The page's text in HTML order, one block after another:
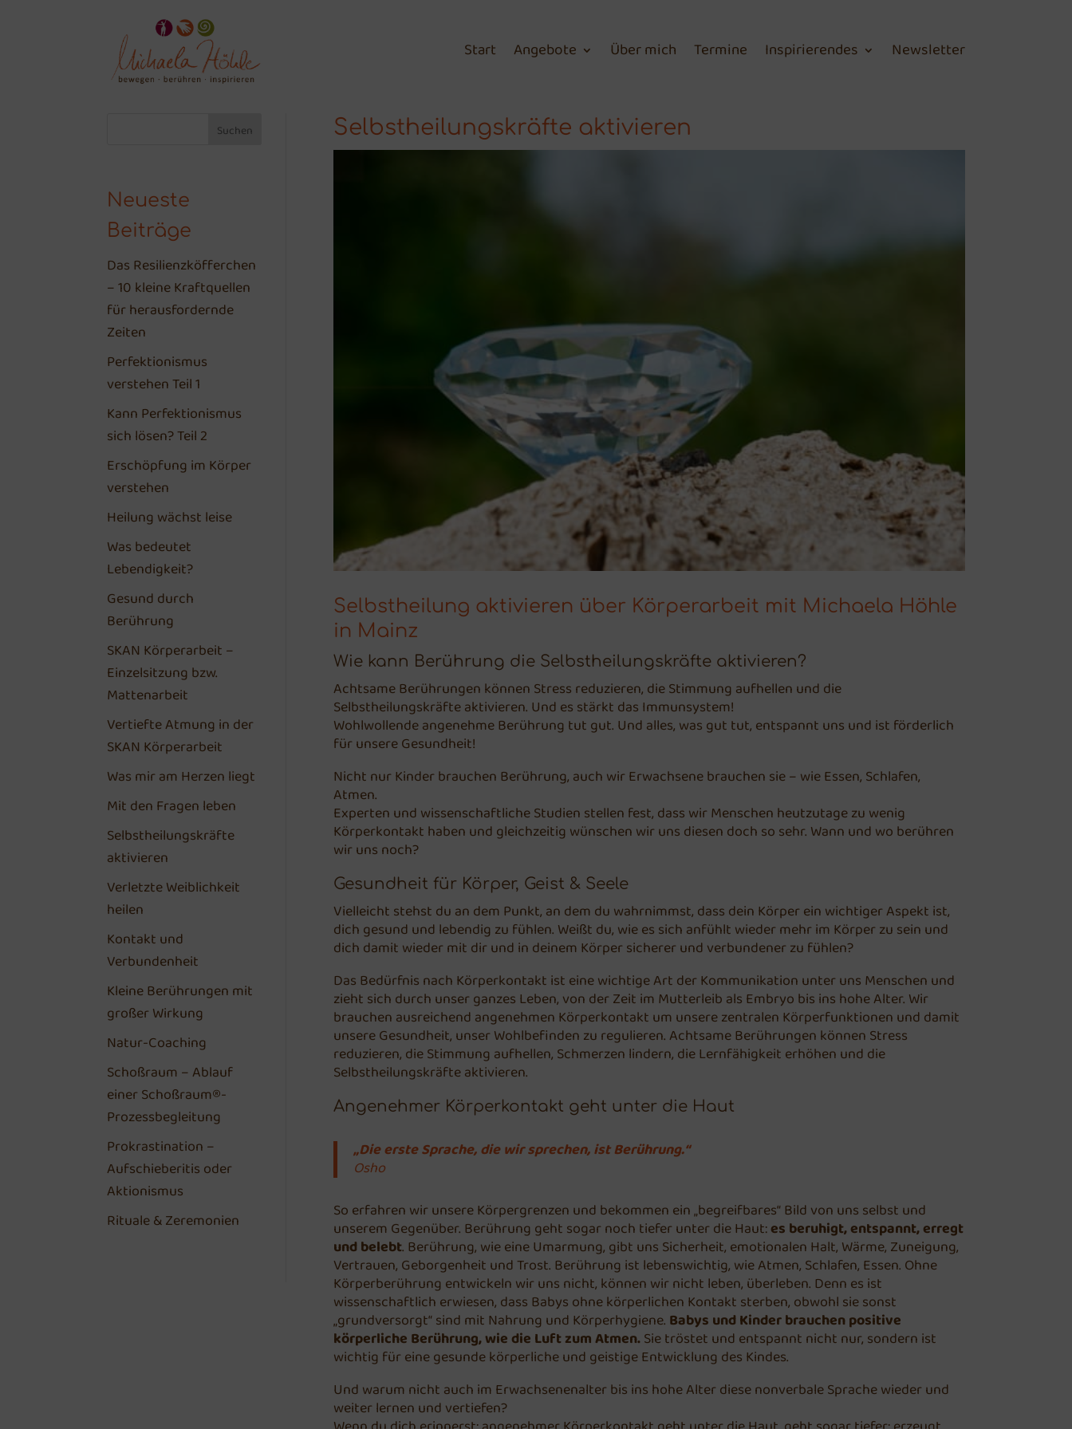
Start Angebote Über mich Termine Inspirierendes Newsletter
Suchen
Neueste
Beiträge
Das Resilienzköfferchen
– 10 kleine Kraftquellen
für herausfordernde
Zeiten
Perfektionismus
verstehen Teil 1
Kann Perfektionismus
sich lösen? Teil 2
Erschöpfung im Körper
verstehen
Heilung wächst leise
Was bedeutet
Lebendigkeit?
Gesund durch
Berührung
SKAN Körperarbeit –
Einzelsitzung bzw.
Mattenarbeit
Vertiefte Atmung in der
SKAN Körperarbeit
Was mir am Herzen liegt
Mit den Fragen leben
Selbstheilungskräfte
aktivieren
Verletzte Weiblichkeit
heilen
Kontakt und
Verbundenheit
Kleine Berührungen mit
großer Wirkung
Natur-Coaching
Schoßraum – Ablauf
einer Schoßraum®-
Prozessbegleitung
Prokrastination –
Aufschieberitis oder
Aktionismus
Rituale & Zeremonien
Selbstheilungskräfte aktivieren
Selbstheilung aktivieren über Körperarbeit mit Michaela Höhle
in Mainz
Wie kann Berührung die Selbstheilungskräfte aktivieren?
Achtsame Berührungen können Stress reduzieren, die Stimmung aufhellen und die
Selbstheilungskräfte aktivieren. Und es stärkt das Immunsystem!
Wohlwollende angenehme Berührung tut gut. Und alles, was gut tut, entspannt uns und ist förderlich
für unsere Gesundheit!
Nicht nur Kinder brauchen Berührung, auch wir Erwachsene brauchen sie – wie Essen, Schlafen,
Atmen.
Experten und wissenschaftliche Studien stellen fest, dass wir Menschen heutzutage zu wenig
Körperkontakt haben und gleichzeitig wünschen wir uns diesen doch so sehr. Wann und wo berühren
wir uns noch?
Gesundheit für Körper, Geist & Seele
Vielleicht stehst du an dem Punkt, an dem du wahrnimmst, dass dein Körper ein wichtiger Aspekt ist,
dich gesund und lebendig zu fühlen. Weißt du, wie es sich anfühlt wieder mehr im Körper zu sein und
dich damit wieder mit dir und in deinem Körper sicherer und verbundener zu fühlen?
Das Bedürfnis nach Körperkontakt ist eine wichtige Art der Kommunikation unter uns Menschen und
zieht sich durch unser ganzes Leben, von der Zeit im Mutterleib als Embryo bis ins hohe Alter. Wir
brauchen ausreichend angenehmen Körperkontakt um unsere zentralen Körperfunktionen und damit
unsere Gesundheit, unser Wohlbefinden zu regulieren. Achtsame Berührungen können Stress
reduzieren, die Stimmung aufhellen, Schmerzen lindern, die Lernfähigkeit erhöhen und die
Selbstheilungskräfte aktivieren.
Angenehmer Körperkontakt geht unter die Haut
„Die erste Sprache, die wir sprechen, ist Berührung.“
Osho
So erfahren wir unsere Körpergrenzen und bekommen ein „begreifbares“ Bild von uns selbst und
unserem Gegenüber. Berührung geht sogar noch tiefer unter die Haut:es beruhigt, entspannt, erregt
und belebt. Berührung, wie eine Umarmung, gibt uns Sicherheit, emotionalen Halt, Wärme, Zuneigung,
Vertrauen, Geborgenheit und Trost. Berührung ist lebenswichtig, wie Atmen, Schlafen, Essen. Ohne
Körperberührung entwickeln wir uns nicht, können wir nicht leben, überleben. Denn es ist
wissenschaftlich erwiesen, dass Babys ohne körperlichen Kontakt sterben, obwohl sie sonst
„grundversorgt“ sind mit Nahrung und Körperhygiene. Babys und Kinder brauchen positive
körperliche Berührung, wie die Luft zum Atmen.Sie tröstet und entspannt nicht nur, sondern ist
wichtig für eine gesunde körperliche und geistige Entwicklung des Kindes.
Und warum nicht auch im Erwachsenenalter bis ins hohe Alter diese nonverbale Sprache wieder und
weiter lernen und vertiefen?